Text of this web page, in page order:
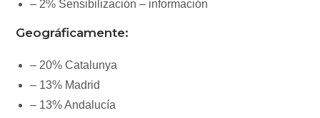
– 2% Sensibilización – información
Geográficamente:
– 20% Catalunya
– 13% Madrid
– 13% Andalucía